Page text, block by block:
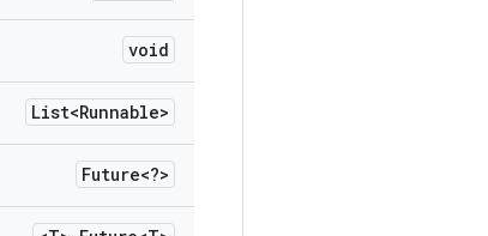
void
List<Runnable>
Future<?>